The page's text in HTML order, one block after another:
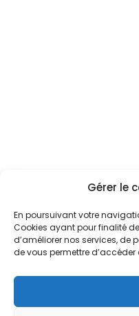
Gérer le
En poursuivant votre
Cookies ayant pour finalité
d’améliorer nos services, de
de vous permettre d’accéder